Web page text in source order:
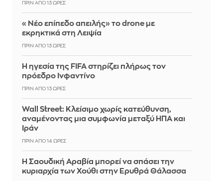
ΠΡΙΝ ΑΠΌ 13 ΏΡΕΣ
«Νέο επίπεδο απειλής» το drone με
εκρηκτικά στη Λειψία
ΠΡΙΝ ΑΠΌ 13 ΏΡΕΣ
Η ηγεσία της FIFA στηρίζει πλήρως τον
πρόεδρο Ινφαντίνο
ΠΡΙΝ ΑΠΌ 13 ΏΡΕΣ
Wall Street: Κλείσιμο χωρίς κατεύθυνση,
αναμένοντας μια συμφωνία μεταξύ ΗΠΑ και
Ιράν
ΠΡΙΝ ΑΠΌ 14 ΏΡΕΣ
Η Σαουδική Αραβία μπορεί να σπάσει την
κυριαρχία των Χούθι στην Ερυθρά Θάλασσα